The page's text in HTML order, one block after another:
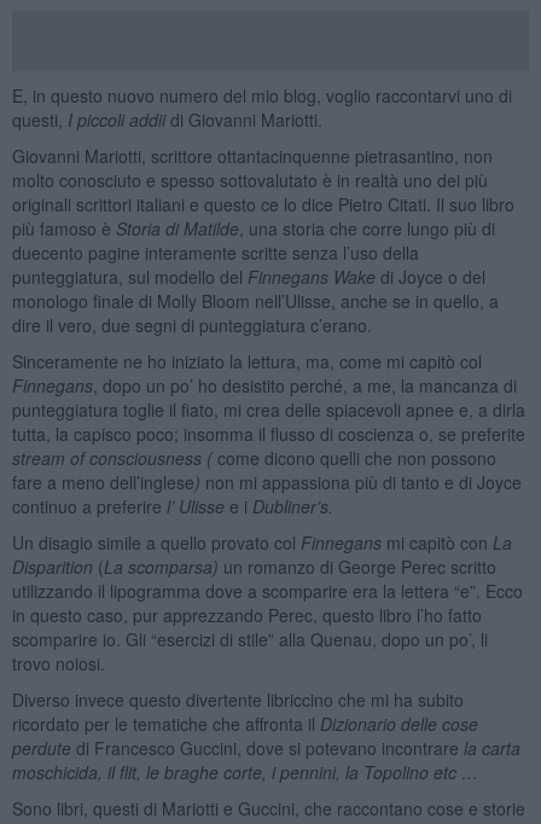
E, in questo nuovo numero del mio blog, voglio raccontarvi uno di
questi, I piccoli addiidi Giovanni Mariotti.
Giovanni Mariotti, scrittore ottantacinquenne pietrasantino, non
molto conosciuto e spesso sottovalutato è in realtà uno dei più
originali scrittori italiani e questo ce lo dice Pietro Citati. Il suo libro
più famoso è Storia di Matilde , una storia che corre lungo più di
duecento pagine interamente scritte senza l’uso della
punteggiatura, sul modello del Finnegans Wake di Joyce o del
monologo finale di Molly Bloom nell’Ulisse, anche se in quello, a
dire il vero, due segni di punteggiatura c’erano.
Sinceramente ne ho iniziato la lettura, ma, come mi capitò col
Finnegans, dopo un po’ ho desistito perché, a me, la mancanza di
punteggiatura toglie il fiato, mi crea delle spiacevoli apnee e, a dirla
tutta, la capisco poco; insomma il flusso di coscienza o, se preferite
stream of consciousness ( come dicono quelli che non possono
fare a meno dell’inglese) non mi appassiona più di tanto e di Joyce
continuo a preferire l’ Ulisse e i Dubliner’s.
Un disagio simile a quello provato col Finnegansmi capitò con La
Disparition (La scomparsa) un romanzo di George Perec scritto
utilizzando il lipogramma dove a scomparire era la lettera “e”. Ecco
in questo caso, pur apprezzando Perec, questo libro l’ho fatto
scomparire io. Gli “esercizi di stile” alla Quenau, dopo un po’, li
trovo noiosi.
Diverso invece questo divertente libriccino che mi ha subito
ricordato per le tematiche che affronta il Dizionario delle cose
perdute di Francesco Guccini, dove si potevano incontrare la carta
moschicida, il flit, le braghe corte, i pennini, la Topolino etc …
Sono libri, questi di Mariotti e Guccini, che raccontano cose e storie